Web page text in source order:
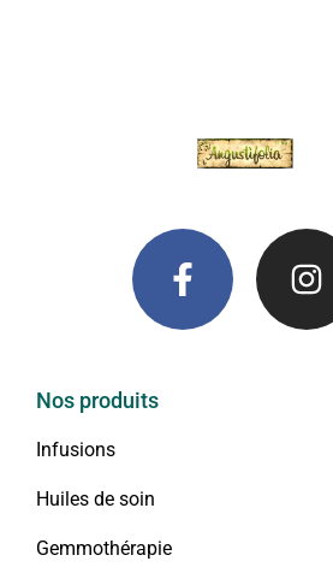
Nos produits
Infusions
Huiles de soin
Gemmothérapie